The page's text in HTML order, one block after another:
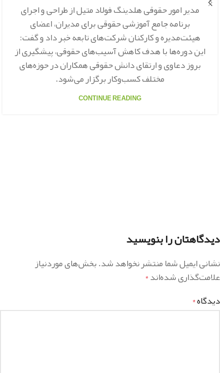
مدیر امور حقوقی هلدینگ فولاد متیل از طراحی و اجرای
برنامه جامع آموزشی حقوقی برای مدیران، اعضای
هیئت‌مدیره و کارکنان شرکت‌های تابعه خبر داد و گفت:
این دوره‌ها با هدف کاهش آسیب‌های حقوقی، پیشگیری از
بروز دعاوی و ارتقای دانش حقوقی همکاران در حوزه‌های
مختلف کسب‌وکار برگزار می‌شود.
CONTINUE READING
دیدگاهتان را بنویسید
نشانی ایمیل شما منتشر نخواهد شد.بخش‌های موردنیاز
علامت‌گذاری شده‌اند*
دیدگاه*